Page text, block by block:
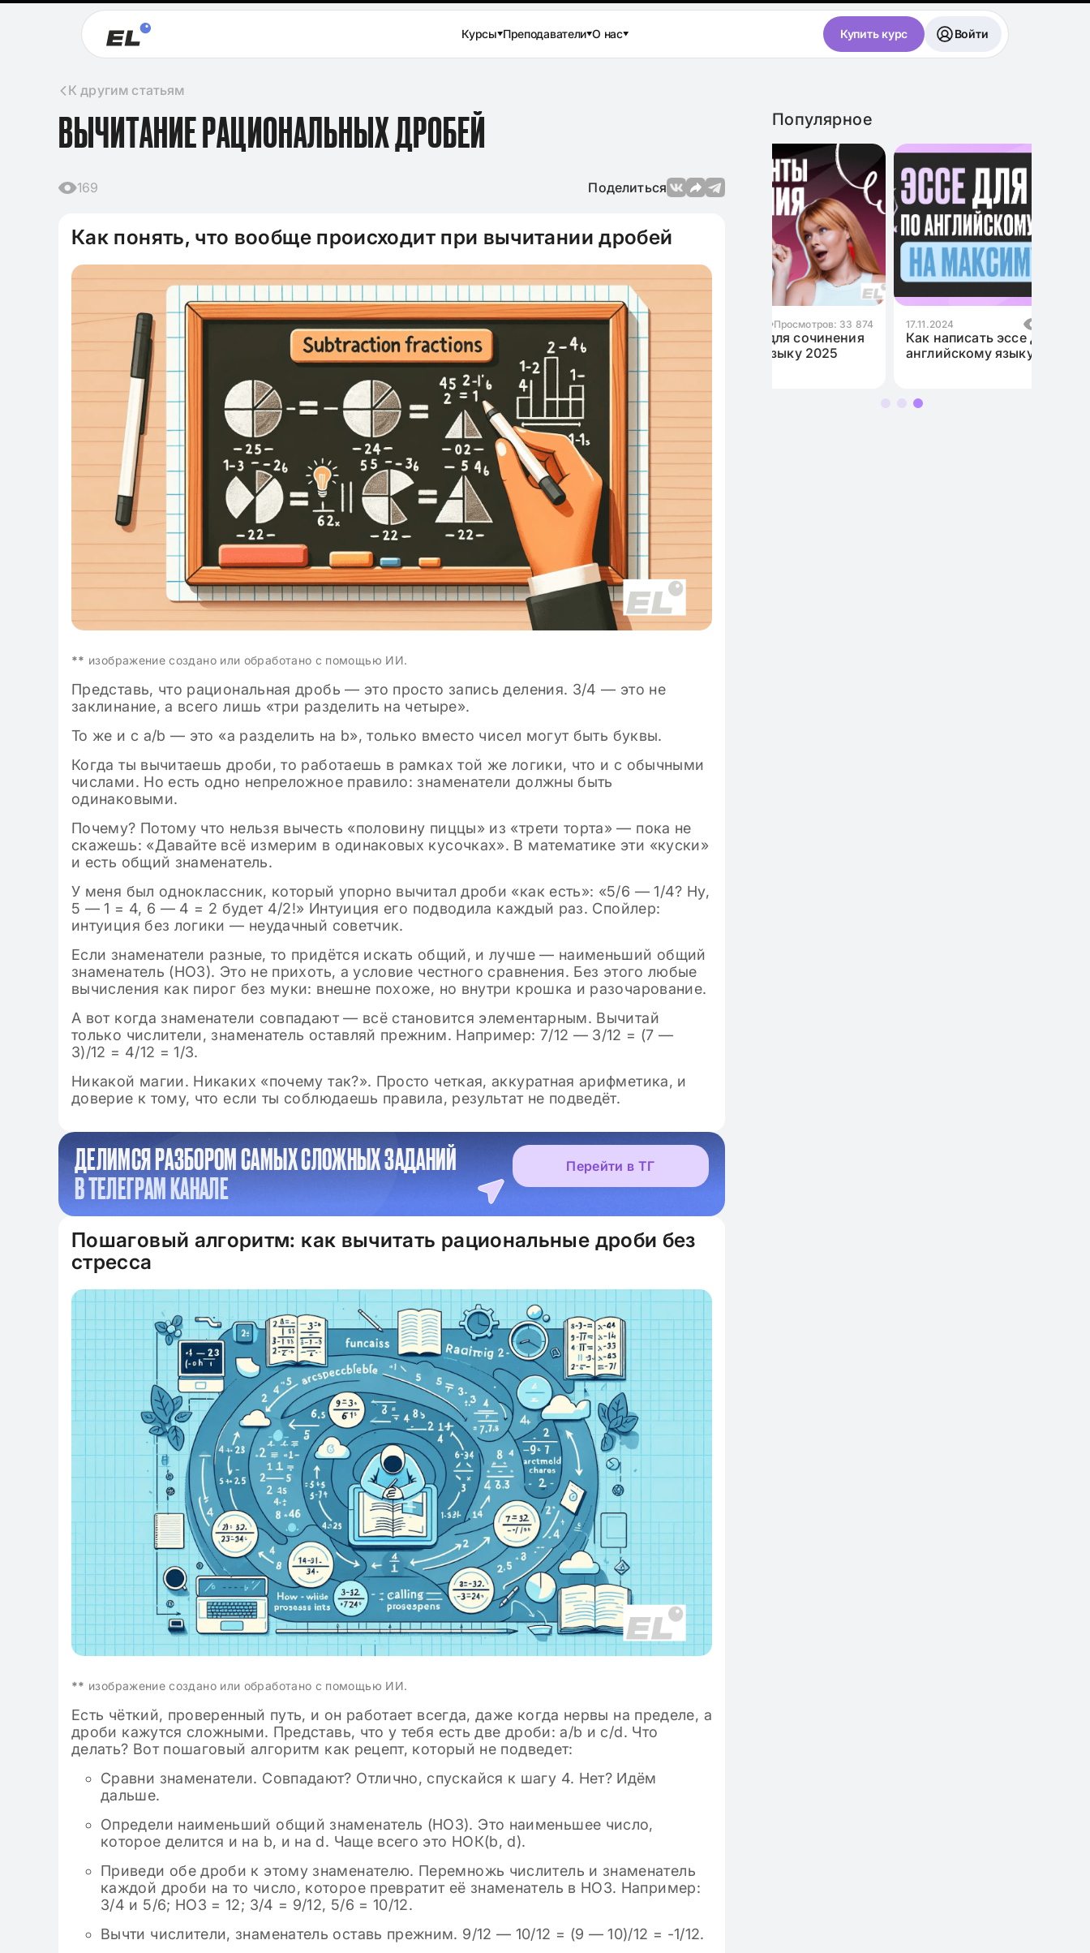
Курсы Преподаватели О нас Купить курс Войти
К другим статьям
ВЫЧИТАНИЕ РАЦИОНАЛЬНЫХ ДРОБЕЙ
169 Поделиться
Как понять, что вообще происходит при вычитании дробей
** изображение создано или обработано с помощью ИИ.
Представь, что рациональная дробь — это просто запись деления. 3/4 — это не
заклинание, а всего лишь «три разделить на четыре».
То же и с a/b — это «a разделить на b», только вместо чисел могут быть буквы.
Когда ты вычитаешь дроби, то работаешь в рамках той же логики, что и с обычными
числами. Но есть одно непреложное правило: знаменатели должны быть
одинаковыми.
Почему? Потому что нельзя вычесть «половину пиццы» из «трети торта» — пока не
скажешь: «Давайте всё измерим в одинаковых кусочках». В математике эти «куски»
и есть общий знаменатель.
У меня был одноклассник, который упорно вычитал дроби «как есть»: «5/6 — 1/4? Ну,
5 — 1 = 4, 6 — 4 = 2 будет 4/2!» Интуиция его подводила каждый раз. Спойлер:
интуиция без логики — неудачный советчик.
Если знаменатели разные, то придётся искать общий, и лучше — наименьший общий
знаменатель (НОЗ). Это не прихоть, а условие честного сравнения. Без этого любые
вычисления как пирог без муки: внешне похоже, но внутри крошка и разочарование.
А вот когда знаменатели совпадают — всё становится элементарным. Вычитай
только числители, знаменатель оставляй прежним. Например: 7/12 — 3/12 = (7 —
3)/12 = 4/12 = 1/3.
Никакой магии. Никаких «почему так?». Просто четкая, аккуратная арифметика, и
доверие к тому, что если ты соблюдаешь правила, результат не подведёт.
ДЕЛИМСЯ РАЗБОРОМ САМЫХ СЛОЖНЫХ ЗАДАНИЙ
В ТЕЛЕГРАМ КАНАЛЕ
Перейти в ТГ
Пошаговый алгоритм: как вычитать рациональные дроби без
стресса
** изображение создано или обработано с помощью ИИ.
Есть чёткий, проверенный путь, и он работает всегда, даже когда нервы на пределе, а
дроби кажутся сложными. Представь, что у тебя есть две дроби: a/b и c/d. Что
делать? Вот пошаговый алгоритм как рецепт, который не подведет:
Сравни знаменатели. Совпадают? Отлично, спускайся к шагу 4. Нет? Идём
дальше.
Определи наименьший общий знаменатель (НОЗ). Это наименьшее число,
которое делится и на b, и на d. Чаще всего это НОК(b, d).
Приведи обе дроби к этому знаменателю. Перемножь числитель и знаменатель
каждой дроби на то число, которое превратит её знаменатель в НОЗ. Например:
3/4 и 5/6; НОЗ = 12; 3/4 = 9/12, 5/6 = 10/12.
Вычти числители, знаменатель оставь прежним. 9/12 — 10/12 = (9 — 10)/12 = -1/12.
Популярное
09.11.2024 Просмотров: 144 960
Клише для итогового сочинения
2024-2025 по литературе в 11
классе: готовые шаблоны
04.12.2024
Лучшие аргументы для сочинения
в ЕГЭ по русскому языку 2025
17.11.2024 Просмотров: 10 993
Как написать эссе для ЕГЭ по
английскому языку на максимум?